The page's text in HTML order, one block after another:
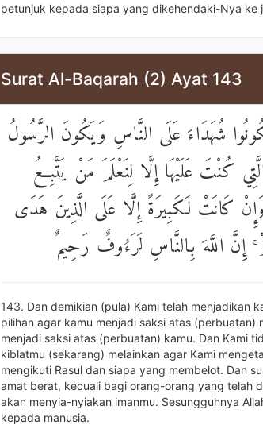
petunjuk kepada siapa yang dikehendaki-Nya ke
Surat Al-Baqarah (2) Ayat 143
شُهَدَاءَ عَلَى النَّاسِ وَيَكُونَ الرَّسُولُ
كُنْتَ عَلَيْهَا إِلَّا لِنَعْلَمَ مَنْ يَتَّبِعُ
كَانَتْ لَكَبِيرَةً إِلَّا عَلَى الَّذِينَ هَدَى
إِنَّ اللَّهَ بِالنَّاسِ لَرَءُوفٌ رَحِيمٌ
143. Dan demikian (pula) Kami telah menjadikan
pilihan agar kamu menjadi saksi atas (perbuatan)
menjadi saksi atas (perbuatan) kamu. Dan Kami
kiblatmu (sekarang) melainkan agar Kami
mengikuti Rasul dan siapa yang membelot. Dan
amat berat, kecuali bagi orang-orang yang telah
akan menyia-nyiakan imanmu. Sesungguhnya
kepada manusia.